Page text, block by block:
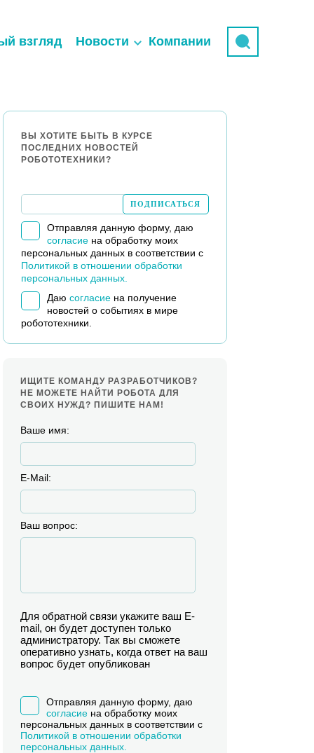
взгляд Новости Компании
ВЫ ХОТИТЕ БЫТЬ В КУРСЕ
ПОСЛЕДНИХ НОВОСТЕЙ
РОБОТОТЕХНИКИ?
Отправляя данную форму, даю
согласиена обработку моих
персональных данных в соответствии с
Политикой в отношении обработки
персональных данных.
Даю согласиена получение
новостей о событиях в мире
робототехники.
ИЩИТЕ КОМАНДУ РАЗРАБОТЧИКОВ?
НЕ МОЖЕТЕ НАЙТИ РОБОТА ДЛЯ
СВОИХ НУЖД? ПИШИТЕ НАМ!
Ваше имя:
E-Mail:
Ваш вопрос:
Для обратной связи укажите ваш E-
mail, он будет доступен только
администратору. Так вы сможете
оперативно узнать, когда ответ на ваш
вопрос будет опубликован
Отправляя данную форму, даю
согласиена обработку моих
персональных данных в соответствии с
Политикой в отношении обработки
персональных данных.